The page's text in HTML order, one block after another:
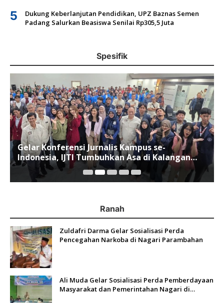
5
Dukung Keberlanjutan Pendidikan, UPZ Baznas Semen
Padang Salurkan Beasiswa Senilai Rp305,5 Juta
Spesifik
Gelar Konferensi Jurnalis Kampus se-
Indonesia, IJTI Tumbuhkan Asa di Kalangan
Jurnalis Muda di Era Disruspi Digital
Ranah
Zuldafri Darma Gelar Sosialisasi Perda
Pencegahan Narkoba di Nagari Parambahan
Ali Muda Gelar Sosialisasi Perda Pemberdayaan
Masyarakat dan Pemerintahan Nagari di